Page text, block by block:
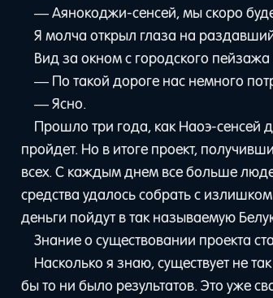
— Аянокоджи-сенсей, мы скоро
Я молча открыл глаза на
Вид за окном с городского
— По такой дороге нас немного
— Ясно.
Прошло три года, как Наоэ-сенсей
пройдет. Но в итоге проект,
всех. С каждым днем все больше
средства удалось собрать с
деньги пойдут в так называемую
Знание о существовании проекта
Насколько я знаю, существует не
бы то ни было результатов. Это уже